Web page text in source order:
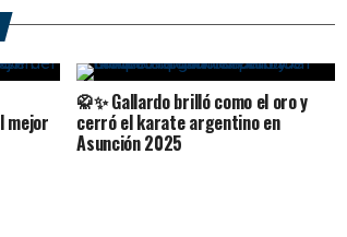
mejor
🥋✨ Gallardo brilló como el oro y
cerró el karate argentino en
Asunción 2025